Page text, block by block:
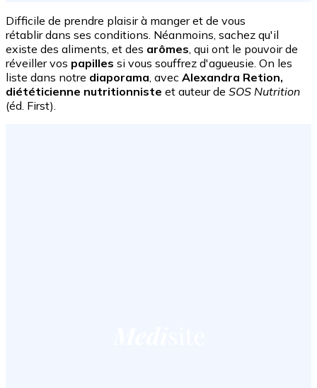
Difficile de prendre plaisir à manger et de vous
rétablir dans ses conditions. Néanmoins, sachez qu'il
existe des aliments, et des arômes, qui ont le pouvoir de
réveiller vos papilles si vous souffrez d'agueusie. On les
liste dans notre diaporama, avec Alexandra Retion,
diététicienne nutritionniste et auteur de SOS Nutrition
(éd. First).